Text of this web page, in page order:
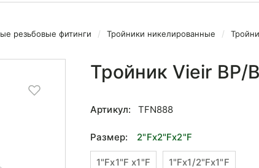
резьбовые фитинги Тройники никелированные
Тройник Vieir ВР/
Артикул: TFN888
Размер: 2"Fx2"Fx2"F
1"Fx1"F x1"F 1"Fx1/2"Fx1"F